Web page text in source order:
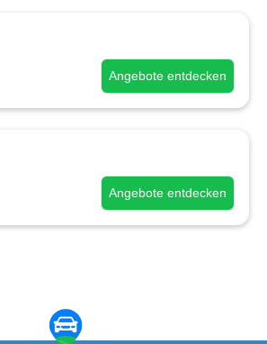
Angebote entdecken
Angebote entdecken